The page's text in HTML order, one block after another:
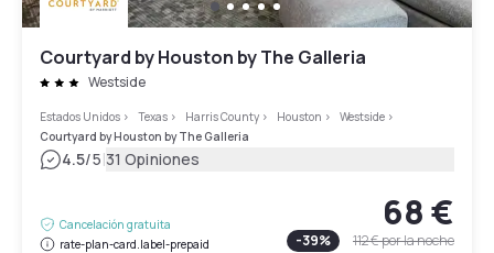
Courtyard by Houston by The Galleria
Westside
Estados Unidos > Texas > Harris County > Houston > Westside >
Courtyard by Houston by The Galleria
4.5/5|31 Opiniones
Cancelación gratuita
rate-plan-card.label-prepaid
68 €
-39% 112 €por la noche